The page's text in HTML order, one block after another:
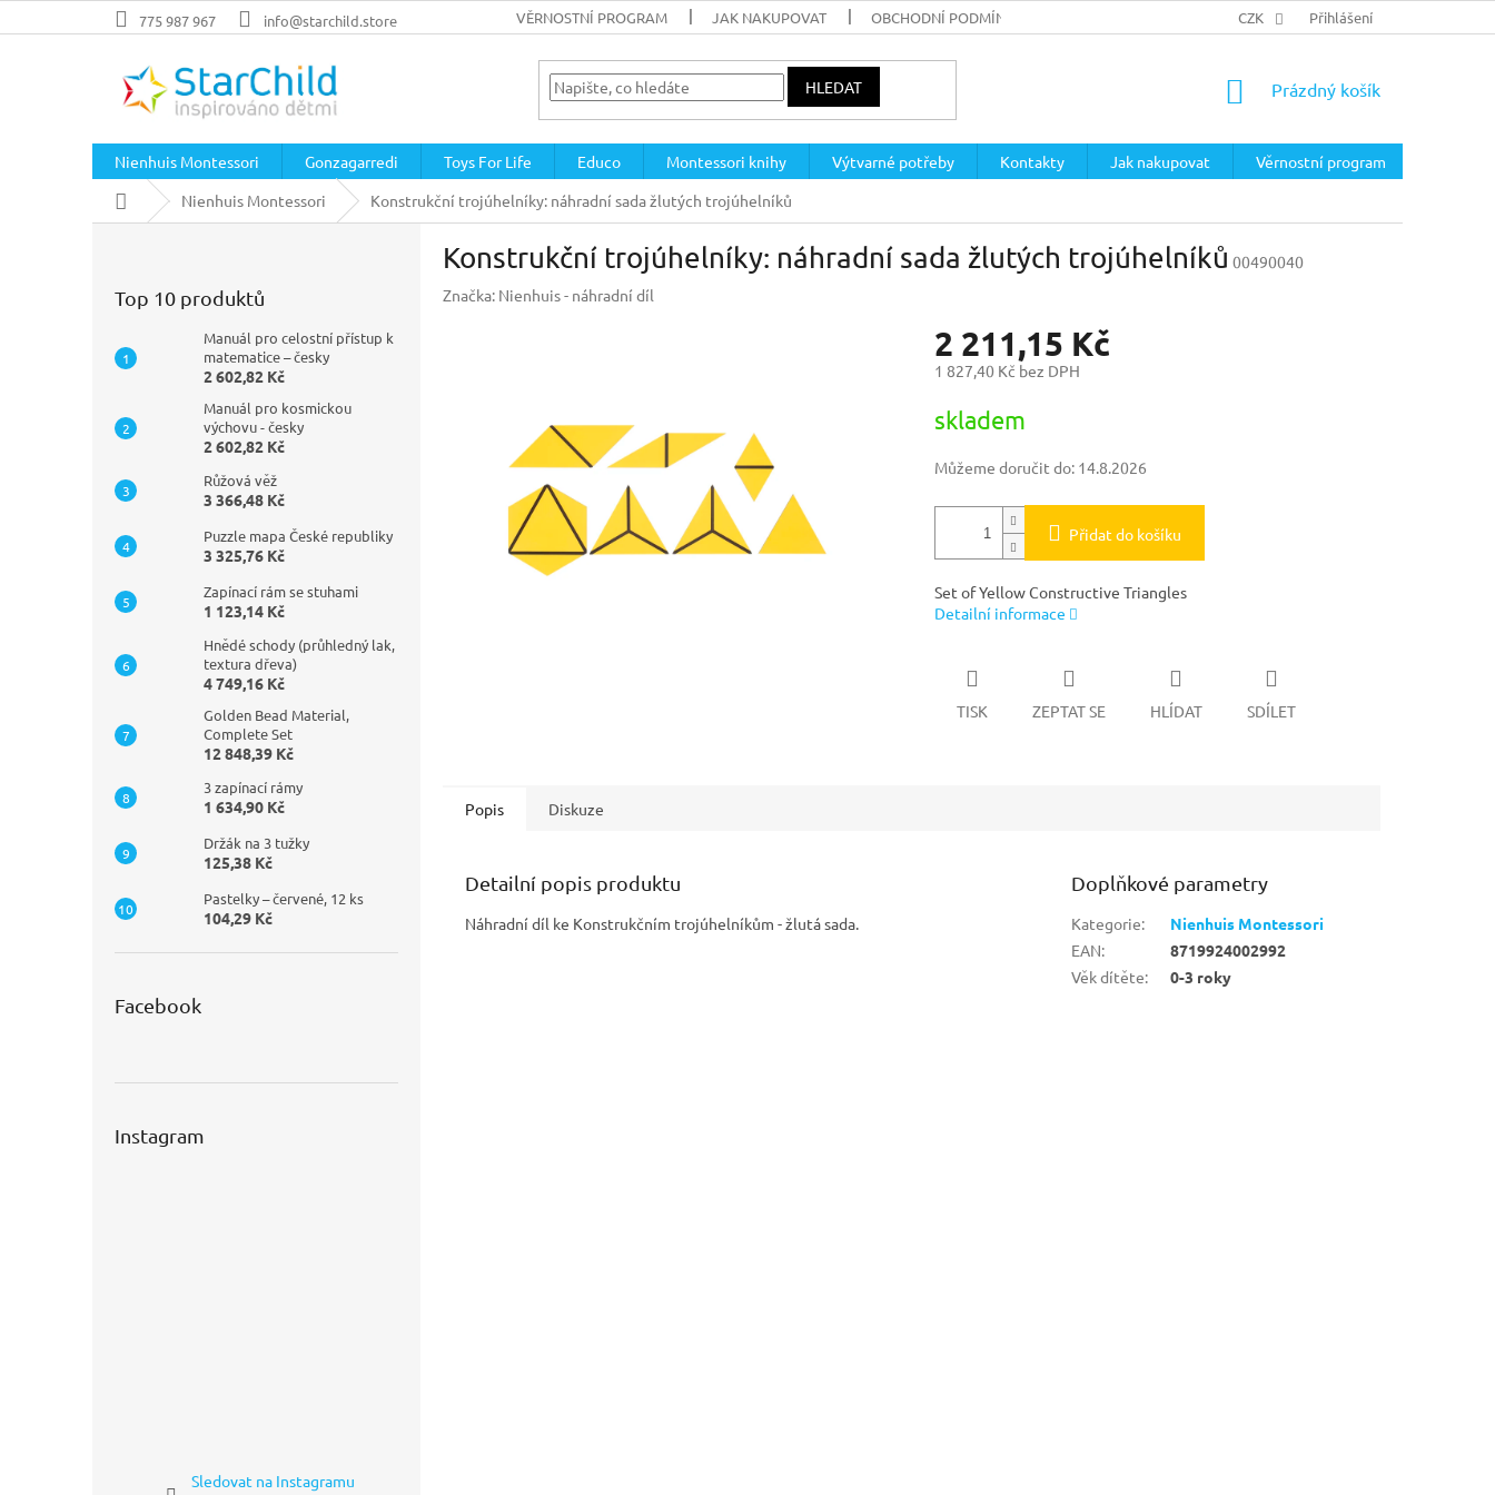
na
775 987 967 info@starchild.store VĚRNOSTNÍ PROGRAM JAK NAKUPOVAT OBCHODNÍ PODMÍNKY PODMÍNKY OCHRANY OSOBNÍCH ÚDAJŮ
CZK Přihlášení
HLEDAT
NÁKUPNÍ
Prázdný košík
Nienhuis Montessori Gonzagarredi Toys For Life Educo Montessori knihy Výtvarné potřeby Kontakty Jak nakupovat
Věrnostní program
Domů
Nienhuis Montessori Konstrukční trojúhelníky: náhradní sada žlutých trojúhelníků
Top 10 produktů
Manuál pro celostní přístup k
matematice – česky
2 602,82 Kč
Manuál pro kosmickou
výchovu - česky
2 602,82 Kč
Růžová věž
3 366,48 Kč
Puzzle mapa České republiky
3 325,76 Kč
Zapínací rám se stuhami
1 123,14 Kč
Hnědé schody (průhledný lak,
textura dřeva)
4 749,16 Kč
Golden Bead Material,
Complete Set
12 848,39 Kč
3 zapínací rámy
1 634,90 Kč
Držák na 3 tužky
125,38 Kč
Pastelky – červené, 12 ks
104,29 Kč
Facebook
Instagram
Sledovat na Instagramu
Konstrukční trojúhelníky: náhradní sada žlutých trojúhelníků 00490040
Značka: Nienhuis - náhradní díl
2 211,15 Kč
1 827,40 Kč bez DPH
cena:
skladem
Můžeme doručit do: 14.8.2026
Přidat do košíku
Set of Yellow Constructive Triangles
Detailní informace
TISK ZEPTAT SE HLÍDAT SDÍLET
Popis Diskuze
Detailní popis produktu
Náhradní díl ke Konstrukčním trojúhelníkům - žlutá sada.
Doplňkové parametry
Kategorie:
Nienhuis Montessori
EAN:
8719924002992
Věk dítěte: 0-3 roky